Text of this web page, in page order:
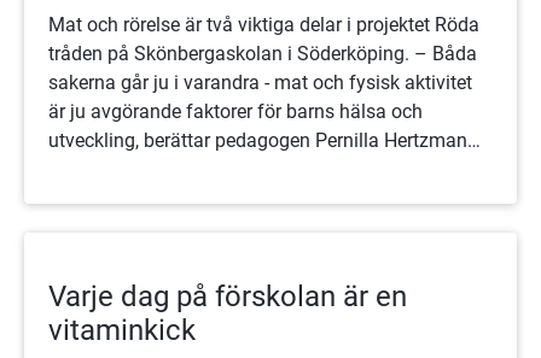
Mat och rörelse är två viktiga delar i projektet Röda
tråden på Skönbergaskolan i Söderköping. – Båda
sakerna går ju i varandra - mat och fysisk aktivitet
är ju avgörande faktorer för barns hälsa och
utveckling, berättar pedagogen Pernilla Hertzman
Varje dag på förskolan är en
vitaminkick